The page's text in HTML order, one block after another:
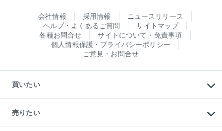
会社情報 採用情報
ニュースリリース
ヘルプ・よくあるご質問
サイトマップ
各種お問合せ
サイトについて・免責事項
個人情報保護・プライバシーポリシー
ご意見・お問合せ
買いたい
新築・分譲マンションの購入
中古マンションの購入
一戸建ての購入
売りたい